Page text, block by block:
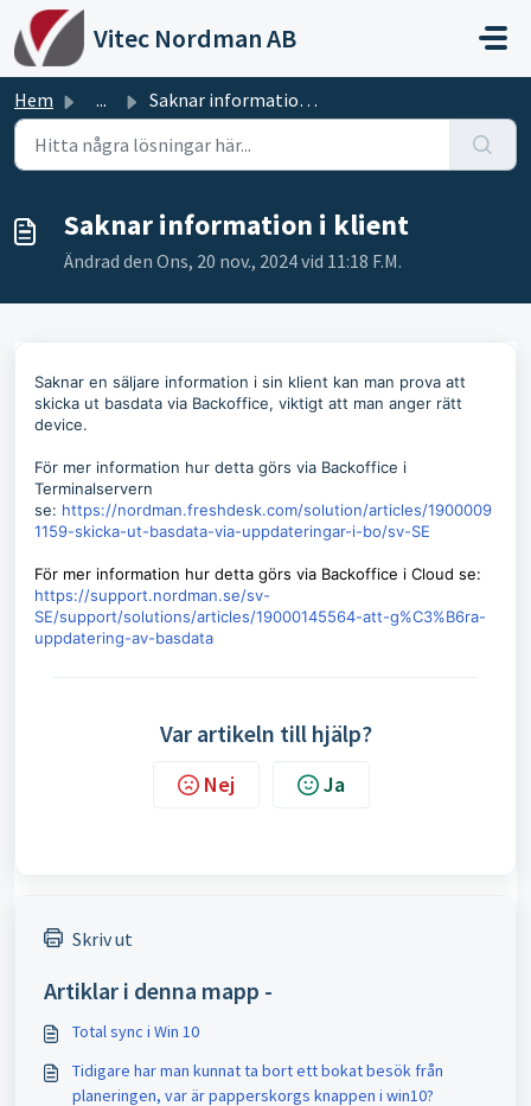
Hoppa över till huvudinnehåll
Vitec Nordman AB
Hem ... Saknar information i klient
Saknar information i klient
Ändrad den Ons, 20 nov., 2024 vid 11:18 F.M.
Saknar en säljare information i sin klient kan man prova att
skicka ut basdata via Backoffice, viktigt att man anger rätt
device.
För mer information hur detta görs via Backoffice i
Terminalservern
se: https://nordman.freshdesk.com/solution/articles/1900009
1159-skicka-ut-basdata-via-uppdateringar-i-bo/sv-SE
För mer information hur detta görs via Backoffice i Cloud se:
https://support.nordman.se/sv-
SE/support/solutions/articles/19000145564-att-g%C3%B6ra-
uppdatering-av-basdata
Var artikeln till hjälp?
Nej Ja
Skriv ut
Artiklar i denna mapp -
Total sync i Win 10
Tidigare har man kunnat ta bort ett bokat besök från
planeringen, var är papperskorgs knappen i win10?